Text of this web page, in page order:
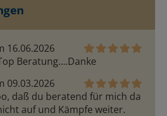
16.06.2026
Beratung....Danke
09.03.2026
daß du beratend für mich da
auf und Kämpfe weiter.